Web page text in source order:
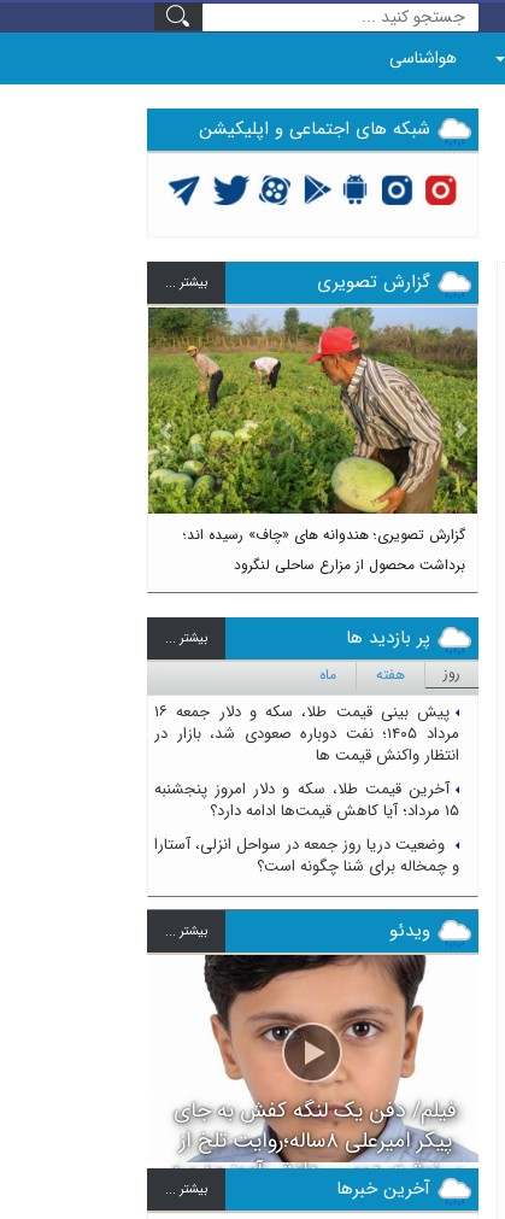
هواشناسی
شبکه های اجتماعی و اپلیکیشن
گزارش تصویری بيشتر ...
گزارش تصویری؛ هندوانه های «چاف» رسیده اند؛
برداشت محصول از مزارع ساحلی لنگرود
Previous Next
پر بازدید ها بيشتر ...
روز هفته ماه
پیش بینی قیمت طلا، سکه و دلار جمعه ۱۶
مرداد ۱۴۰۵؛ نفت دوباره صعودی شد، بازار در
انتظار واکنش قیمت ها
آخرین قیمت طلا، سکه و دلار امروز پنجشنبه
۱۵ مرداد؛ آیا کاهش قیمت‌ها ادامه دارد؟
وضعیت دریا روز جمعه در سواحل انزلی، آستارا
و چمخاله برای شنا چگونه است؟
ویدئو بيشتر ...
فیلم/ دفن یک لنگه کفش به جای
پیکر امیرعلی ۸ساله؛روایت تلخ از
سرنوشت دومین دانش آموز مدرسه
میناب بعد از ماکان
آخرین خبرها بيشتر ...